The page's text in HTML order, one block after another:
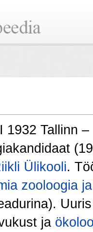
1932 Tallinn
Ülikooli.
zooloogia
ja